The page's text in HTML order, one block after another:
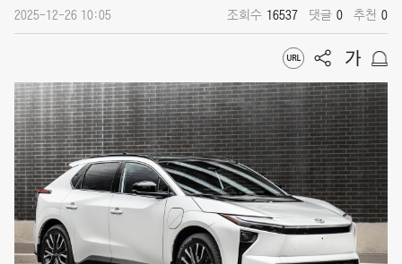
2025-12-26 10:05 조회수 16537 댓글 0 추천 0